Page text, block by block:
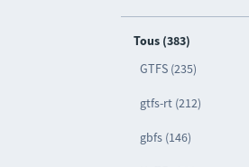
Tous (383)
GTFS (235)
gtfs-rt (212)
gbfs (146)